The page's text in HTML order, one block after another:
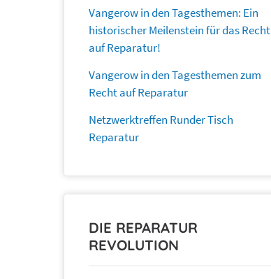
Vangerow in den Tagesthemen: Ein
historischer Meilenstein für das Recht
auf Reparatur!
Vangerow in den Tagesthemen zum
Recht auf Reparatur
Netzwerktreffen Runder Tisch
Reparatur
DIE REPARATUR
REVOLUTION